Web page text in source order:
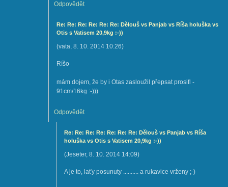
Odpovědět
Re: Re: Re: Re: Re: Re: Dělouš vs Panjab vs Ríša holuška vs
Otis s Vatisem 20,9kg :-))
(vata, 8. 10. 2014 10:26)
Ríšo
mám dojem, že by i Otas zasloužil přepsat prosifl -
91cm/16kg :-)))
Odpovědět
Re: Re: Re: Re: Re: Re: Re: Dělouš vs Panjab vs Ríša
holuška vs Otis s Vatisem 20,9kg :-))
(Jeseter, 8. 10. 2014 14:09)
A je to, laťy posunuty .......... a rukavice vrženy ;-)